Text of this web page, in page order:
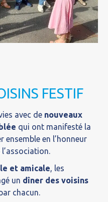
FESTIF
avec de nouveaux
qui ont manifesté la
ensemble en l’honneur
et amicale, les
un dîner des voisins
chacun.